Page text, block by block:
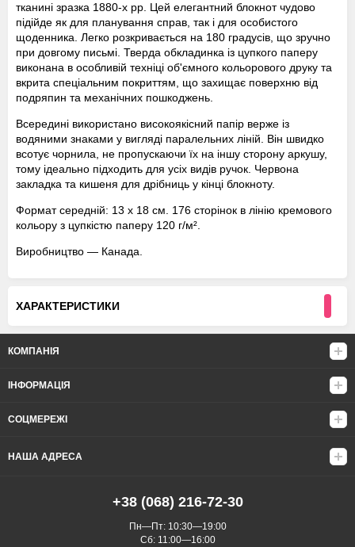
тканині зразка 1880-х рр. Цей елегантний блокнот чудово
підійде як для планування справ, так і для особистого
щоденника. Легко розкривається на 180 градусів, що зручно
при довгому письмі. Тверда обкладинка із цупкого паперу
виконана в особливій техніці об'ємного кольорового друку та
вкрита спеціальним покриттям, що захищає поверхню від
подряпин та механічних пошкоджень.
Всередині використано високоякісний папір верже із
водяними знаками у вигляді паралельних ліній. Він швидко
всотує чорнила, не пропускаючи їх на іншу сторону аркушу,
тому ідеально підходить для усіх видів ручок. Червона
закладка та кишеня для дрібниць у кінці блокноту.
Формат середній: 13 х 18 см. 176 сторінок в лінію кремового
кольору з цупкістю паперу 120 г/м².
Виробництво — Канада.
ХАРАКТЕРИСТИКИ
КОМПАНІЯ
ІНФОРМАЦІЯ
СОЦМЕРЕЖІ
НАША АДРЕСА
+38 (068) 216-72-30
Пн—Пт: 10:30—19:00
Сб: 11:00—16:00